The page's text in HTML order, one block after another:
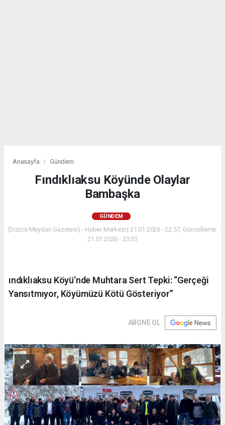
Anasayfa Gündem
Fındıklıaksu Köyünde Olaylar
Bambaşka
GÜNDEM
(Düzce Meydan Gazetesi) - Haber Merkezi | 21.01.2026 - 22:57, Güncelleme:
21.01.2026 - 23:03
ındıklıaksu Köyü’nde Muhtara Sert Tepki: “Gerçeği
Yansıtmıyor, Köyümüzü Kötü Gösteriyor”
ABONE OL